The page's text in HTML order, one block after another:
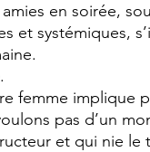
en soirée,
et systémiques,
.
femme implique
pas d’un
et qui nie le